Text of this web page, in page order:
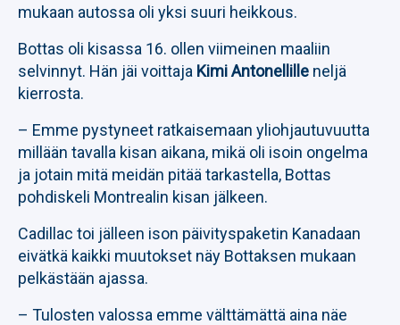
mukaan autossa oli yksi suuri heikkous.
Bottas oli kisassa 16. ollen viimeinen maaliin
selvinnyt. Hän jäi voittaja Kimi Antonellille neljä
kierrosta.
– Emme pystyneet ratkaisemaan yliohjautuvuutta
millään tavalla kisan aikana, mikä oli isoin ongelma
ja jotain mitä meidän pitää tarkastella, Bottas
pohdiskeli Montrealin kisan jälkeen.
Cadillac toi jälleen ison päivityspaketin Kanadaan
eivätkä kaikki muutokset näy Bottaksen mukaan
pelkästään ajassa.
– Tulosten valossa emme välttämättä aina näe